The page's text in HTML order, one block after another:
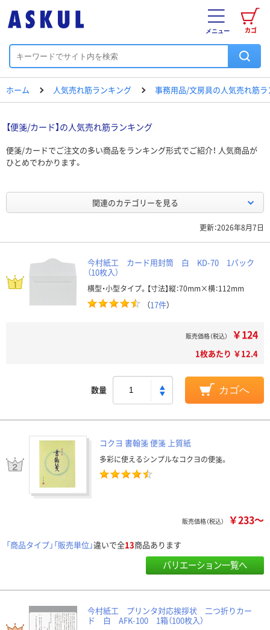
カゴ
メニュー
ホーム 人気売れ筋ランキング 事務用品/文房具の人気売れ筋ラ
【便箋/カード】の人気売れ筋ランキング
便箋/カードでご注文の多い商品をランキング形式でご紹介！ 人気商品が
ひとめでわかります。
関連のカテゴリーを見る
更新：2026年8月7日
今村紙工 カード用封筒 白 KD-70 1パック
（10枚入）
横型・小型タイプ。【寸法】縦：70mm×横：112mm
（17件）
販売価格（税込） ￥124
1枚あたり ￥12.4
数量 カゴへ
コクヨ 書翰箋 便箋 上質紙
多彩に使えるシンプルなコクヨの便箋。
販売価格（税込） ￥233～
「商品タイプ」「販売単位」違いで全13商品あります
バリエーション一覧へ
今村紙工 プリンタ対応挨拶状 二つ折りカー
ド 白 AFK-100 1箱（100枚入）